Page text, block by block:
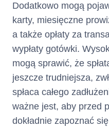
Dodatkowo mogą
karty, miesięczne
a także opłaty za
wypłaty gotówki.
mogą sprawić, że
jeszcze trudniejsza,
spłaca całego
ważne jest, aby przed
dokładnie zapoznać